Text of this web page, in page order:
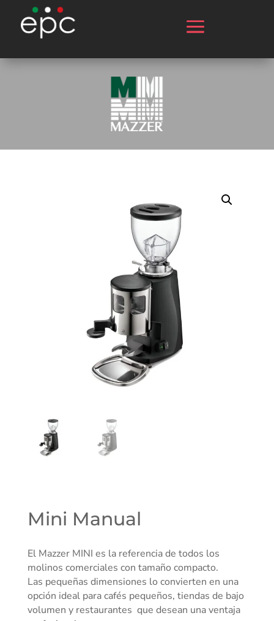
Mini Manual
El Mazzer MINI es la referencia de todos los
molinos comerciales con tamaño compacto.
Las pequeñas dimensiones lo convierten en una
opción ideal para cafés pequeños, tiendas de bajo
volumen y restaurantes que desean una ventaja